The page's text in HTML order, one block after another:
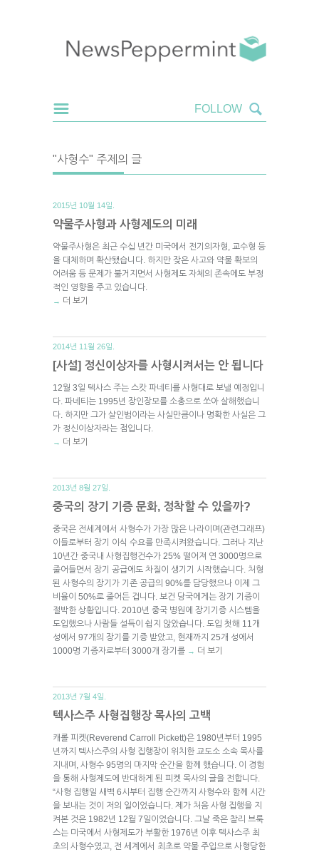
"사형수" 주제의 글
2015년 10월 14일.
약물주사형과 사형제도의 미래
약물주사형은 최근 수십 년간 미국에서 전기의자형, 교수형 등
을 대체하며 확산됐습니다. 하지만 잦은 사고와 약물 확보의
어려움 등 문제가 불거지면서 사형제도 자체의 존속에도 부정
적인 영향을 주고 있습니다.
→ 더 보기
2014년 11월 26일.
[사설] 정신이상자를 사형시켜서는 안 됩니다
12월 3일 텍사스 주는 스캇 파네티를 사형대로 보낼 예정입니
다. 파네티는 1995년 장인장모를 소총으로 쏘아 살해했습니
다. 하지만 그가 살인범이라는 사실만큼이나 명확한 사실은 그
가 정신이상자라는 점입니다.
→ 더 보기
2013년 8월 27일.
중국의 장기 기증 문화, 정착할 수 있을까?
중국은 전세계에서 사형수가 가장 많은 나라이며(관련그래프)
이들로부터 장기 이식 수요를 만족시켜왔습니다. 그러나 지난
10년간 중국내 사형집행건수가 25% 떨어져 연 3000명으로
줄어들면서 장기 공급에도 차질이 생기기 시작했습니다. 처형
된 사형수의 장기가 기존 공급의 90%를 담당했으나 이제 그
비율이 50%로 줄어든 겁니다. 보건 당국에게는 장기 기증이
절박한 상황입니다. 2010년 중국 병원에 장기기증 시스템을
도입했으나 사람들 설득이 쉽지 않았습니다. 도입 첫해 11개
성에서 97개의 장기를 기증 받았고, 현재까지 25개 성에서
1000명 기증자로부터 3000개 장기를 → 더 보기
2013년 7월 4일.
텍사스주 사형집행장 목사의 고백
캐롤 피켓(Reverend Carroll Pickett)은 1980년부터 1995
년까지 텍사스주의 사형 집행장이 위치한 교도소 소속 목사를
지내며, 사형수 95명의 마지막 순간을 함께 했습니다. 이 경험
을 통해 사형제도에 반대하게 된 피켓 목사의 글을 전합니다.
“사형 집행일 새벽 6시부터 집행 순간까지 사형수와 함께 시간
을 보내는 것이 저의 일이었습니다. 제가 처음 사형 집행을 지
켜본 것은 1982년 12월 7일이었습니다. 그날 죽은 찰리 브룩
스는 미국에서 사형제도가 부활한 1976년 이후 텍사스주 최
초의 사형수였고, 전 세계에서 최초로 약물 주입으로 사형당한